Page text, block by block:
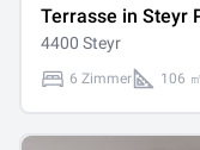
Terrasse in Steyr
4400 Steyr
6 Zimmer 106 ㎡